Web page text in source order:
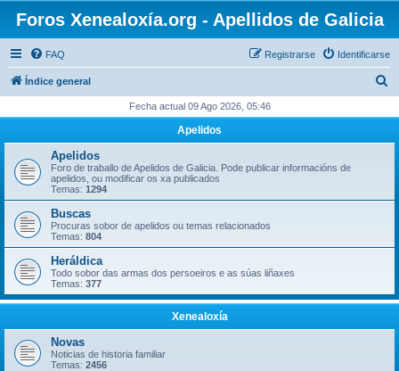
Foros Xenealoxía.org - Apellidos de Galicia
FAQ Identificarse
Registrarse
Índice general
c
Fecha actual 09 Ago 2026, 05:46
Apelidos
Apelidos
Foro de traballo de Apelidos de Galicia. Pode publicar informacións de
apelidos, ou modificar os xa publicados
Temas: 1294
Buscas
Procuras sobor de apelidos ou temas relacionados
Temas: 804
Heráldica
Todo sobor das armas dos persoeiros e as súas liñaxes
Temas: 377
Xenealoxía
Novas
Noticias de historia familiar
Temas: 2456